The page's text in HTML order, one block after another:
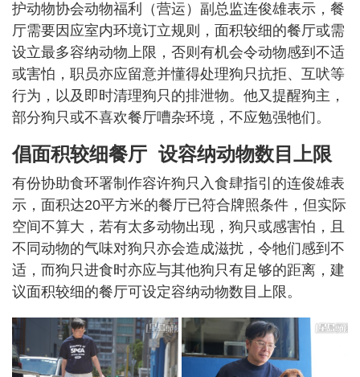
护动物协会动物福利（营运）副总监连俊雄表示，餐
厅需要因应室内环境订立规则，面积较细的餐厅或需
设立最多容纳动物上限，否则有机会令动物感到不适
或害怕，职员亦应留意并懂得处理狗只抗拒、互吠等
行为，以及即时清理狗只的排泄物。他又提醒狗主，
部分狗只或不喜欢餐厅嘈杂环境，不应勉强牠们。
倡面积较细餐厅 设容纳动物数目上限
有份协助食环署制作容许狗只入食肆指引的连俊雄表
示，面积达20平方米的餐厅已符合牌照条件，但实际
空间不算大，若有太多动物出现，狗只或感害怕，且
不同动物的气味对狗只亦会造成滋扰，令牠们感到不
适，而狗只进食时亦应与其他狗只有足够的距离，建
议面积较细的餐厅可设定容纳动物数目上限。